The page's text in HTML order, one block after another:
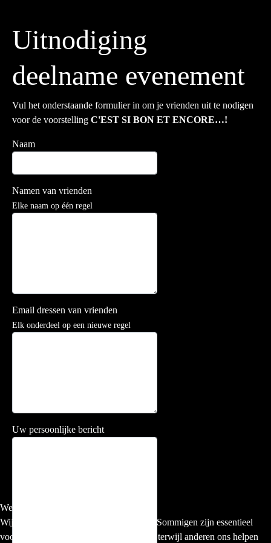
Uitnodiging
deelname evenement
Vul het onderstaande formulier in om je vrienden uit te nodigen
voor de voorstelling C'EST SI BON ET ENCORE…!
Naam
Namen van vrienden
Elke naam op één regel
Email dressen van vrienden
Elk onderdeel op een nieuwe regel
Uw persoonlijke bericht
We use cookies
Wij gebruiken cookies op onze web site. Sommigen zijn essentieel
voor het correct functioneren van de site, terwijl anderen ons helpen